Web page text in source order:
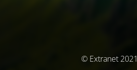
© Extranet 2021